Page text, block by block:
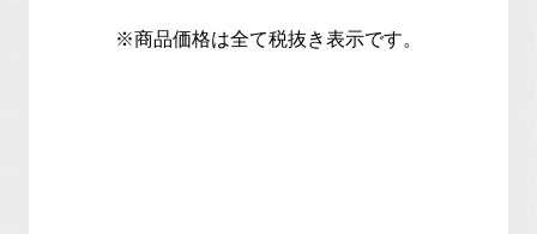
※商品価格は全て税抜き表示です。